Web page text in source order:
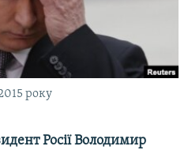
року
Росії Володимир